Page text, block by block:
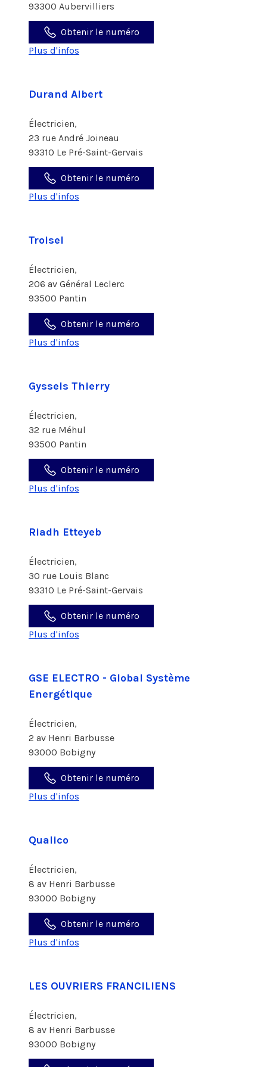
93300 Aubervilliers
Obtenir le numéro
Plus d'infos
Durand Albert
Électricien,
23 rue André Joineau
93310 Le Pré-Saint-Gervais
Obtenir le numéro
Plus d'infos
Troisel
Électricien,
206 av Général Leclerc
93500 Pantin
Obtenir le numéro
Plus d'infos
Gyssels Thierry
Électricien,
32 rue Méhul
93500 Pantin
Obtenir le numéro
Plus d'infos
Riadh Etteyeb
Électricien,
30 rue Louis Blanc
93310 Le Pré-Saint-Gervais
Obtenir le numéro
Plus d'infos
GSE ELECTRO - Global Système
Energétique
Électricien,
2 av Henri Barbusse
93000 Bobigny
Obtenir le numéro
Plus d'infos
Qualico
Électricien,
8 av Henri Barbusse
93000 Bobigny
Obtenir le numéro
Plus d'infos
LES OUVRIERS FRANCILIENS
Électricien,
8 av Henri Barbusse
93000 Bobigny